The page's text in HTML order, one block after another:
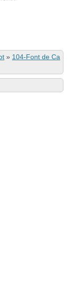
» 104-Font de Ca